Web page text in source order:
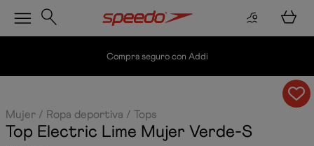
Compra seguro con Addi
Mujer Ropa deportiva Tops
Top Electric Lime Mujer Verde-S